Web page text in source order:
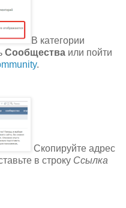
В категории
Сообщества или пойти
.
Скопируйте адрес
в строку Ссылка